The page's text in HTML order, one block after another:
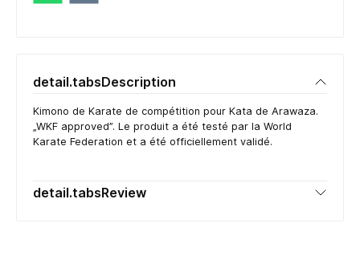
detail.tabsDescription
Kimono de Karate de compétition pour Kata de Arawaza.
„WKF approved”. Le produit a été testé par la World
Karate Federation et a été officiellement validé.
detail.tabsReview